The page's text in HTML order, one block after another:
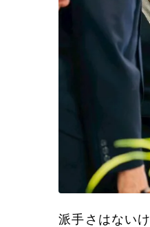
派手さはない